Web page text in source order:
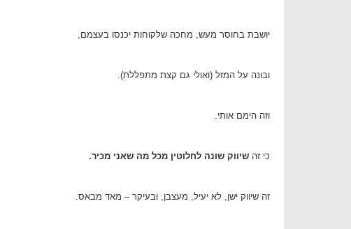
יושבת בחוסר מעש, מחכה שלקוחות יכנסו בעצמם,
ובונה על המזל (ואולי גם קצת מתפללת).
וזה הימם אותי.
כי זה שיווק שונה לחלוטין מכל מה שאני מכיר.
זה שיווק ישן, לא יעיל, מעצבן, ובעיקר – מאד מבאס.